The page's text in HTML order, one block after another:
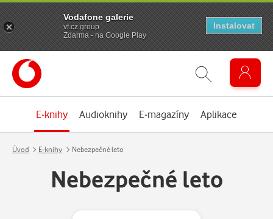
E-knihy Audioknihy E-magazíny Aplikace
Úvod E-knihy Nebezpečné leto
Nebezpečné leto
Vodafone galerie
vf.cz.group
Zdarma - na Google Play
Instalovat